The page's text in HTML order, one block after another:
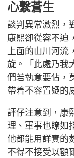
心繫蒼生
談判異常激烈，
康熙卻從容不迫
上面的山川河流
旋。「此處乃我
們若執意要佔，
帶着不容置疑的
評仔注意到，康
理、軍事也瞭如
他都能用詳實的
不得不接受以額